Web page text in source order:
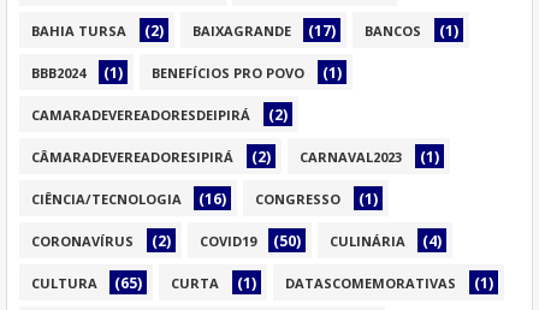
BAHIA TURSA (2) BAIXAGRANDE (17) BANCOS (1)
BBB2024 (1) BENEFÍCIOS PRO POVO (1)
CAMARADEVEREADORESDEIPIRÁ (2)
CÂMARADEVEREADORESIPIRÁ (2) CARNAVAL2023 (1)
CIÊNCIA/TECNOLOGIA (16) CONGRESSO (1)
CORONAVÍRUS (2) COVID19 (50) CULINÁRIA (4)
CULTURA (65) CURTA (1) DATASCOMEMORATIVAS (1)